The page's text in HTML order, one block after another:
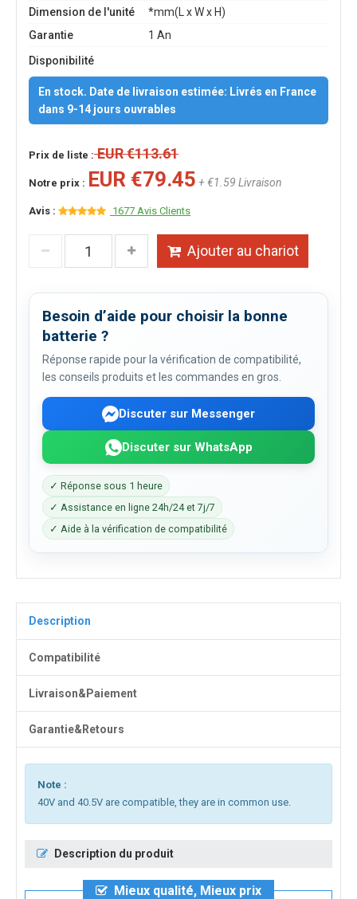
Dimension de l'unité
*mm(L x W x H)
Garantie
1 An
Disponibilité
En stock. Date de livraison estimée: Livrés en France
dans 9-14 jours ouvrables
Prix de liste :EUR €113.61
Notre prix : EUR €79.45 + €1.59 Livraison
Avis : 1677 Avis Clients
Ajouter au chariot
Besoin d’aide pour choisir la bonne
batterie ?
Réponse rapide pour la vérification de compatibilité,
les conseils produits et les commandes en gros.
Discuter sur Messenger
Discuter sur WhatsApp
✓ Réponse sous 1 heure
✓ Assistance en ligne 24h/24 et 7j/7
✓ Aide à la vérification de compatibilité
Description
Compatibilité
Livraison&Paiement
Garantie&Retours
Note :
40V and 40.5V are compatible, they are in common use.
Description du produit
Mieux qualité, Mieux prix